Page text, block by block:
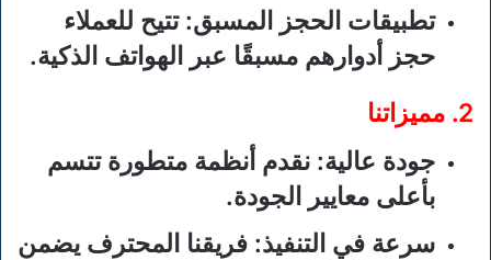
تطبيقات الحجز المسبق: تتيح للعملاء
حجز أدوارهم مسبقًا عبر الهواتف الذكية.
2. مميزاتنا
جودة عالية: نقدم أنظمة متطورة تتسم
بأعلى معايير الجودة.
سرعة في التنفيذ: فريقنا المحترف يضمن